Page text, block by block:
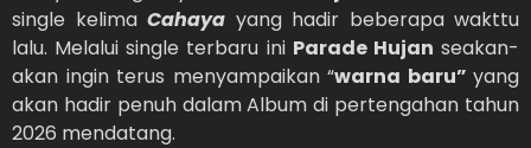
single kelima Cahaya yang hadir beberapa wakttu
lalu. Melalui single terbaru ini Parade Hujan seakan-
akan ingin terus menyampaikan “warna baru” yang
akan hadir penuh dalam Album di pertengahan tahun
2026 mendatang.